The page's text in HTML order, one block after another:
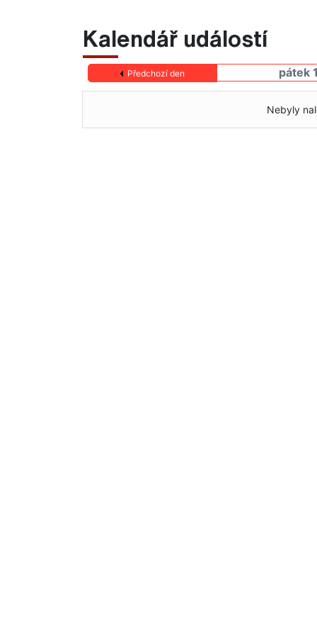
Kalendář událostí
Předchozí den pátek
Nebyly